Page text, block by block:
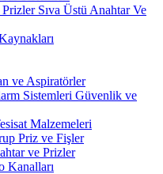
Sıva Üstü Anahtar Ve
ve Aspiratörler
Güvenlik ve
Malzemeleri
Priz ve Fişler
ve Prizler
Kanalları